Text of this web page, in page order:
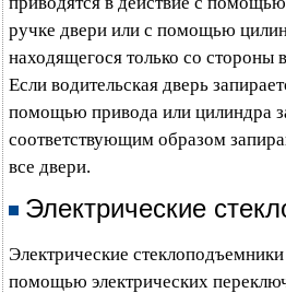
ручке двери или с помощью
находящегося только со стороны
Если водительская дверь
помощью привода или цилиндра
соответствующим образом
все двери.
Электрические
Электрические
помощью электрических